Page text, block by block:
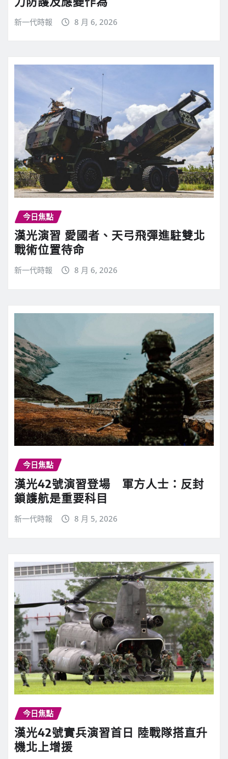
新一代時報 8 月 6, 2026
今日焦點
漢光演習 愛國者、天弓飛彈進駐雙北
戰術位置待命
新一代時報 8 月 6, 2026
今日焦點
漢光42號演習登場 軍方人士：反封
鎖護航是重要科目
新一代時報 8 月 5, 2026
今日焦點
漢光42號實兵演習首日 陸戰隊搭直升
機北上增援